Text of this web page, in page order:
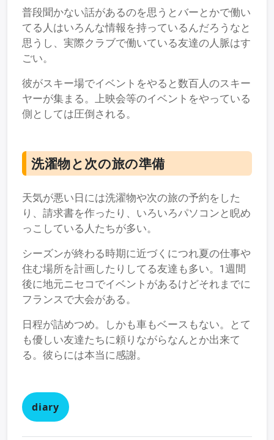
普段聞かない話があるのを思うとバーとかで働い
てる人はいろんな情報を持っているんだろうなと
思うし、実際クラブで働いている友達の人脈はす
ごい。
彼がスキー場でイベントをやると数百人のスキー
ヤーが集まる。上映会等のイベントをやっている
側としては圧倒される。
洗濯物と次の旅の準備
天気が悪い日には洗濯物や次の旅の予約をした
り、請求書を作ったり、いろいろパソコンと睨め
っこしている人たちが多い。
シーズンが終わる時期に近づくにつれ夏の仕事や
住む場所を計画したりしてる友達も多い。1週間
後に地元ニセコでイベントがあるけどそれまでに
フランスで大会がある。
日程が詰めつめ。しかも車もベースもない。とて
も優しい友達たちに頼りながらなんとか出来て
る。彼らには本当に感謝。
diary